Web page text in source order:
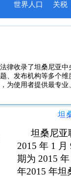
世界人口 关税
律收录了坦桑尼亚
、发布机构等多个
为使用者提供最专
坦
坦桑尼亚
2015 年 1
期为 2015
年2015 年坦